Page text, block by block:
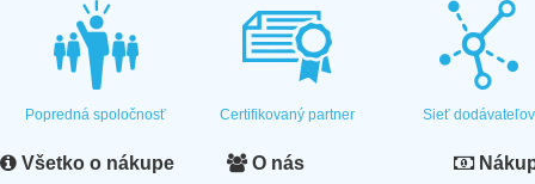
Popredná spoločnosť Certifikovaný partner Sieť dodávateľov
Všetko o nákupe O nás